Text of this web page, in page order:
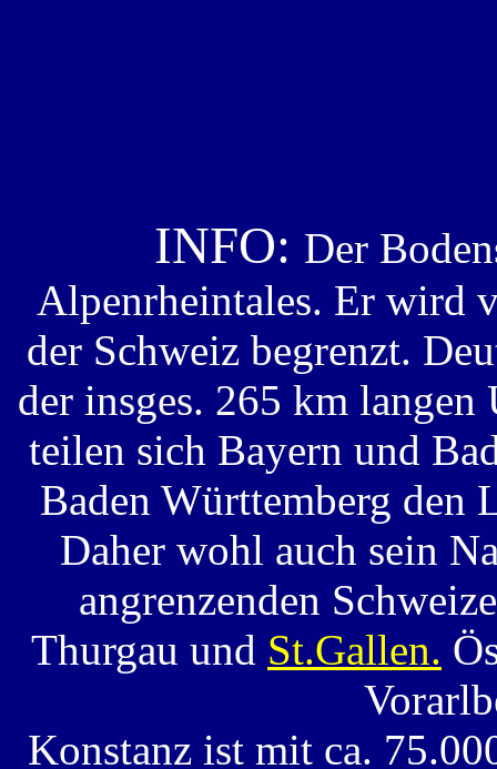
INFO: Der
Alpenrheintales. Er wird
der Schweiz begrenzt.
der insges. 265 km
teilen sich Bayern und
Baden Württemberg den
Daher wohl auch sein
angrenzenden
Thurgau und St.Gallen.
Konstanz ist mit ca.